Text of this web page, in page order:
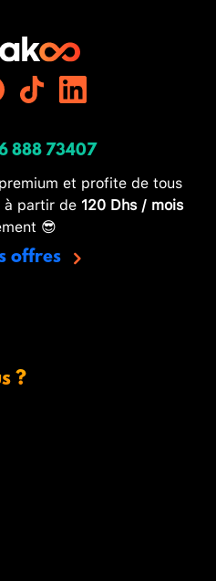
888 73407
et profite de tous
à partir de 120 Dhs / mois
😎
offres
?